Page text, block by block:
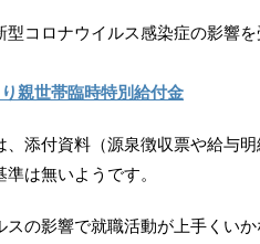
コロナウイルス感染症の影響
親世帯臨時特別給付金
添付資料（源泉徴収票や給与
は無いようです。
スの影響で就職活動が上手くい